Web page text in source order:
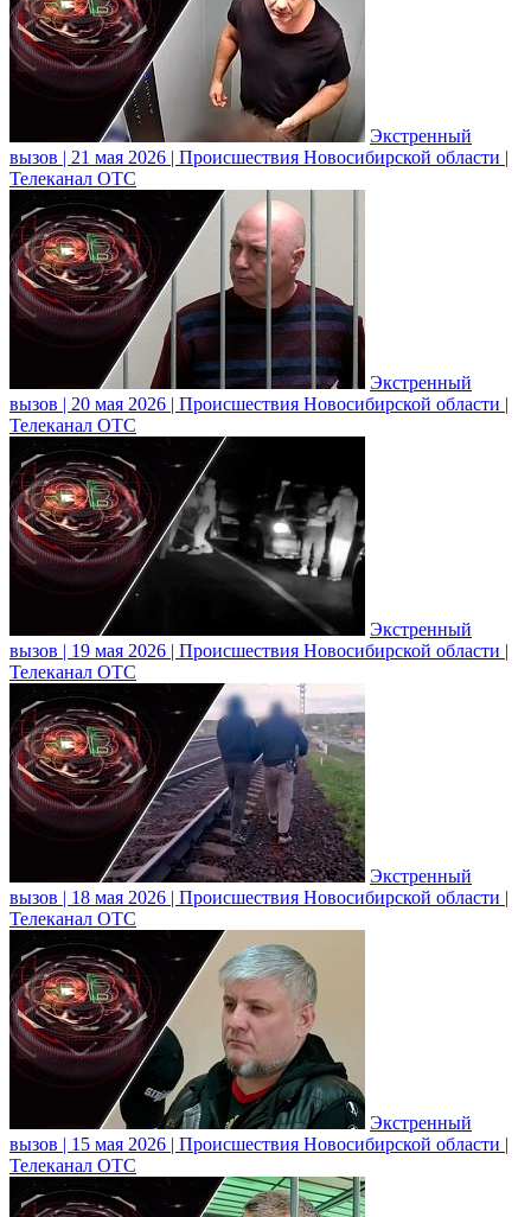
Экстренный
вызов | 21 мая 2026 | Происшествия Новосибирской области |
Телеканал ОТС
Экстренный
вызов | 20 мая 2026 | Происшествия Новосибирской области |
Телеканал ОТС
Экстренный
вызов | 19 мая 2026 | Происшествия Новосибирской области |
Телеканал ОТС
Экстренный
вызов | 18 мая 2026 | Происшествия Новосибирской области |
Телеканал ОТС
Экстренный
вызов | 15 мая 2026 | Происшествия Новосибирской области |
Телеканал ОТС